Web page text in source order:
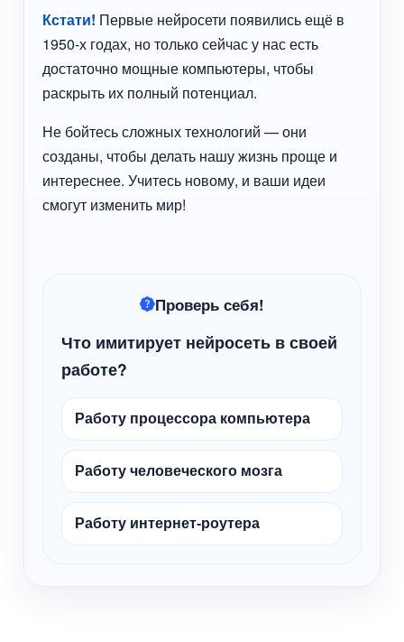
Кстати! Первые нейросети появились ещё в
1950-х годах, но только сейчас у нас есть
достаточно мощные компьютеры, чтобы
раскрыть их полный потенциал.
Не бойтесь сложных технологий — они
созданы, чтобы делать нашу жизнь проще и
интереснее. Учитесь новому, и ваши идеи
смогут изменить мир!
Проверь себя!
Что имитирует нейросеть в своей
работе?
Работу процессора компьютера
Работу человеческого мозга
Работу интернет-роутера